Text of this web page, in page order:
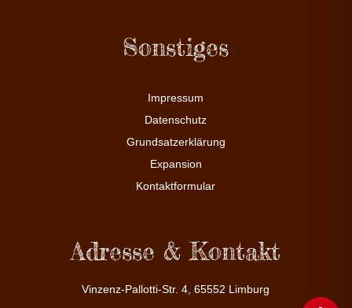
Sonstiges
Impressum
Datenschutz
Grundsatzerklärung
Expansion
Kontaktformular
Adresse & Kontakt
Vinzenz-Pallotti-Str. 4, 65552 Limburg